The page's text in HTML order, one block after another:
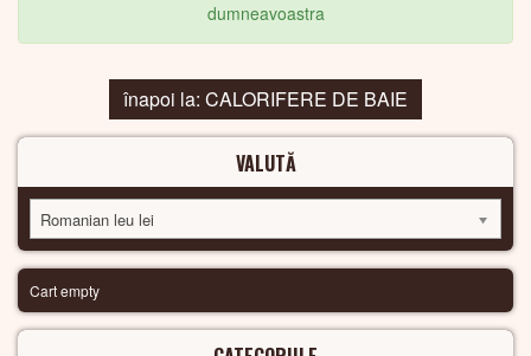
dumneavoastra
înapoi la: CALORIFERE DE BAIE
VALUTĂ
Romanian leu lei
Cart empty